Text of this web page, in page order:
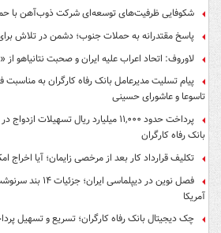
شکوفایی ظرفیت‌های توسعه‌ای شرکت ذوب‌آهن با
پاسخ مقتدرانه به حملات جنوب؛ دشمن در تلاش
لاوروف: اتحاد اعراب علیه ایران و صحبت نتانیاهو
پیام تسلیت مدیرعامل بانک رفاه کارگران به مناسبت
تاسوعا و عاشورای حسینی
پرداخت حدود ۱۱,۰۰۰ میلیارد ریال
بانک رفاه کارگران
تکلیف قرارداد کار بعد از مرخصی زایمان؛ آیا اخراج
فصل نوین در دیپلماسی
آمریکا
چک دیجیتال بانک رفاه کارگران؛ تسریع و تسهیل